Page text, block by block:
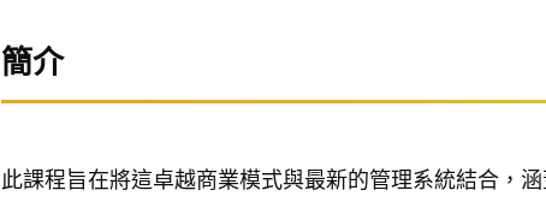
簡介
此課程旨在將這卓越商業模式與最新的管理系統結合，